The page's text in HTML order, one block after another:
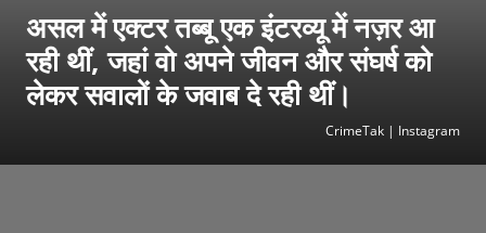
असल में एक्टर तब्बू एक इंटरव्यू में नज़र आ
रही थीं, जहां वो अपने जीवन और संघर्ष को
लेकर सवालों के जवाब दे रही थीं।
CrimeTak | Instagram